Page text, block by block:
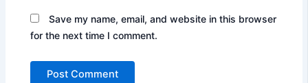
Save my name, email, and website in this browser
for the next time I comment.